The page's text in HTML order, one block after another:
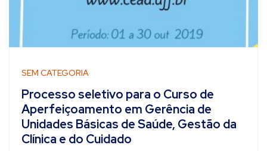
SEM CATEGORIA
Processo seletivo para o Curso de
Aperfeiçoamento em Gerência de
Unidades Básicas de Saúde, Gestão da
Clínica e do Cuidado